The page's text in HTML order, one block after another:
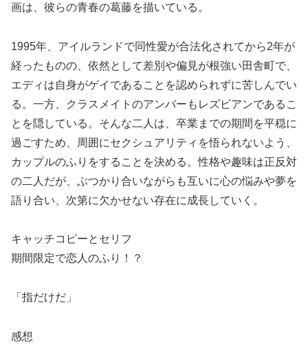
画は、彼らの青春の葛藤を描いている。
1995年、アイルランドで同性愛が合法化されてから2年が
経ったものの、依然として差別や偏見が根強い田舎町で、
エディは自身がゲイであることを認められずに苦しんでい
る。一方、クラスメイトのアンバーもレズビアンであるこ
とを隠している。そんな二人は、卒業までの期間を平穏に
過ごすため、周囲にセクシュアリティを悟られないよう、
カップルのふりをすることを決める。性格や趣味は正反対
の二人だが、ぶつかり合いながらも互いに心の悩みや夢を
語り合い、次第に欠かせない存在に成長していく。
キャッチコピーとセリフ
期間限定で恋人のふり！？
「指だけだ」
感想